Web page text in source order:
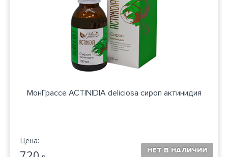
МонГрассе ACTINIDIA deliciosa сироп актинидия
Цена: